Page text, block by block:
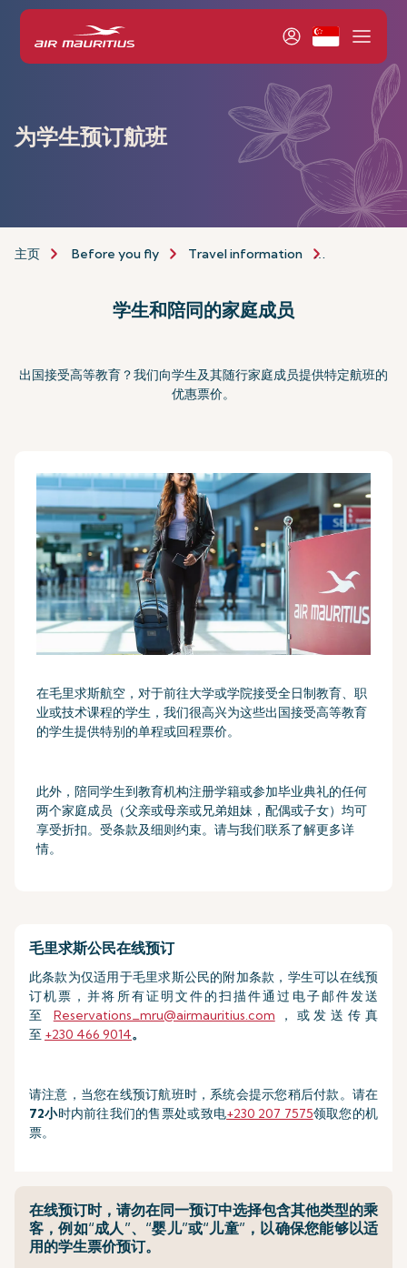
为学生预订航班
主页 Before you fly Travel information
学生和陪同的家庭成员
出国接受高等教育？我们向学生及其随行家庭成员提供特定航班的
优惠票价。
在毛里求斯航空，对于前往大学或学院接受全日制教育、职
业或技术课程的学生，我们很高兴为这些出国接受高等教育
的学生提供特别的单程或回程票价。
此外，陪同学生到教育机构注册学籍或参加毕业典礼的任何
两个家庭成员（父亲或母亲或兄弟姐妹，配偶或子女）均可
享受折扣。受条款及细则约束。请与我们联系了解更多详
情。
毛里求斯公民在线预订
此条款为仅适用于毛里求斯公民的附加条款，学生可以在线预
订机票，并将所有证明文件的扫描件通过电子邮件发送
至 Reservations_mru@airmauritius.com ，或发送传真
至 +230 466 9014。
请注意，当您在线预订航班时，系统会提示您稍后付款。请在
72小时内前往我们的售票处或致电+230 207 7575领取您的机
票。
在线预订时，请勿在同一预订中选择包含其他类型的乘
客，例如“成人”、“婴儿”或“儿童”，以确保您能够以适
用的学生票价预订。